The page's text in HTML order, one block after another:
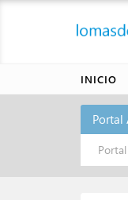
INICIO
Portal